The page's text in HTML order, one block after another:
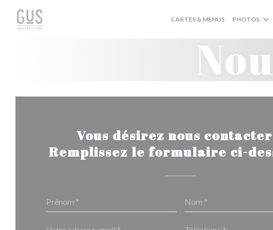
Personnalisation de vos choix en matière de cookies
CARTES & MENUS PHOTOS
Vous désirez nous
Remplissez le formulaire ci-